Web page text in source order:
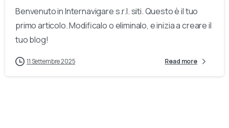
Benvenuto in Internavigare s.r.l. siti. Questo è il tuo
primo articolo. Modificalo o eliminalo, e inizia a creare il
tuo blog!
11 Settembre 2025 Read more